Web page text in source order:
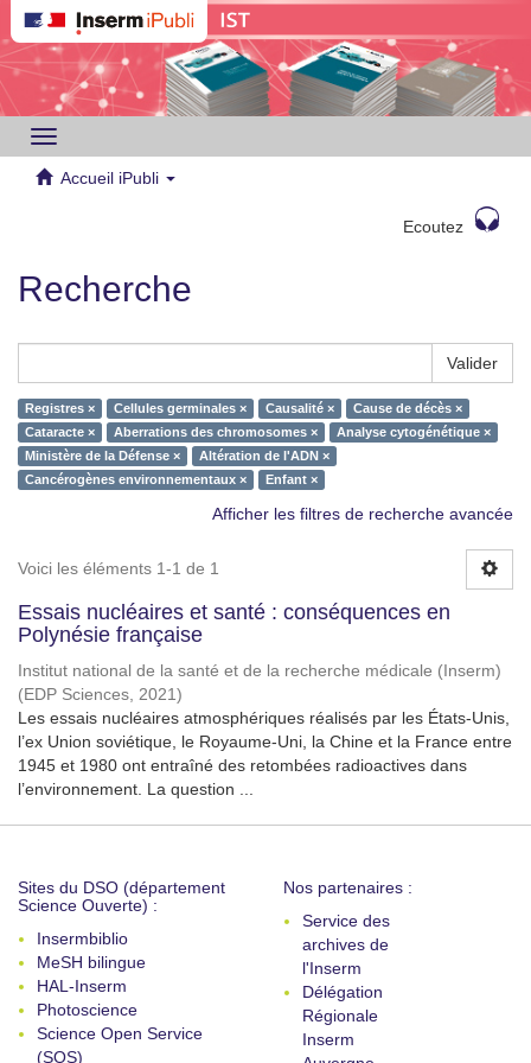
Toggle
navigation
Accueil iPubli
Ecoutez
Recherche
Valider
Registres × Cellules germinales × Causalité ×
Cause de décès ×
Cataracte ×
Aberrations des chromosomes ×
Analyse cytogénétique ×
Ministère de la Défense ×
Altération de l'ADN ×
Cancérogènes environnementaux ×
Enfant ×
Afficher les filtres de recherche avancée
Voici les éléments 1-1 de 1
Essais nucléaires et santé : conséquences en
Polynésie française
Institut national de la santé et de la recherche médicale (Inserm)
(EDP Sciences, 2021)
Les essais nucléaires atmosphériques réalisés par les États-Unis,
l’ex Union soviétique, le Royaume-Uni, la Chine et la France entre
1945 et 1980 ont entraîné des retombées radioactives dans
l’environnement. La question ...
Sites du DSO (département
Science Ouverte) :
Insermbiblio
MeSH bilingue
HAL-Inserm
Photoscience
Science Open Service
(SOS)
Nos partenaires :
Service des
archives de
l'Inserm
Délégation
Régionale
Inserm